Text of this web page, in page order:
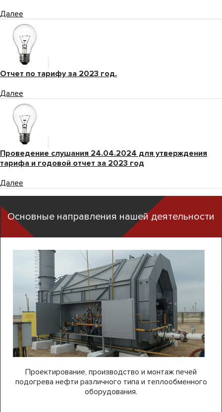
Далее
Отчет по тарифу за 2023 год.
Далее
Проведение слушания 24.04.2024 для утверждения
тарифа и годовой отчет за 2023 год
Далее
Основные направления нашей деятельности
Проектирование, производство и монтаж печей
подогрева нефти различного типа и теплообменного
оборудования.